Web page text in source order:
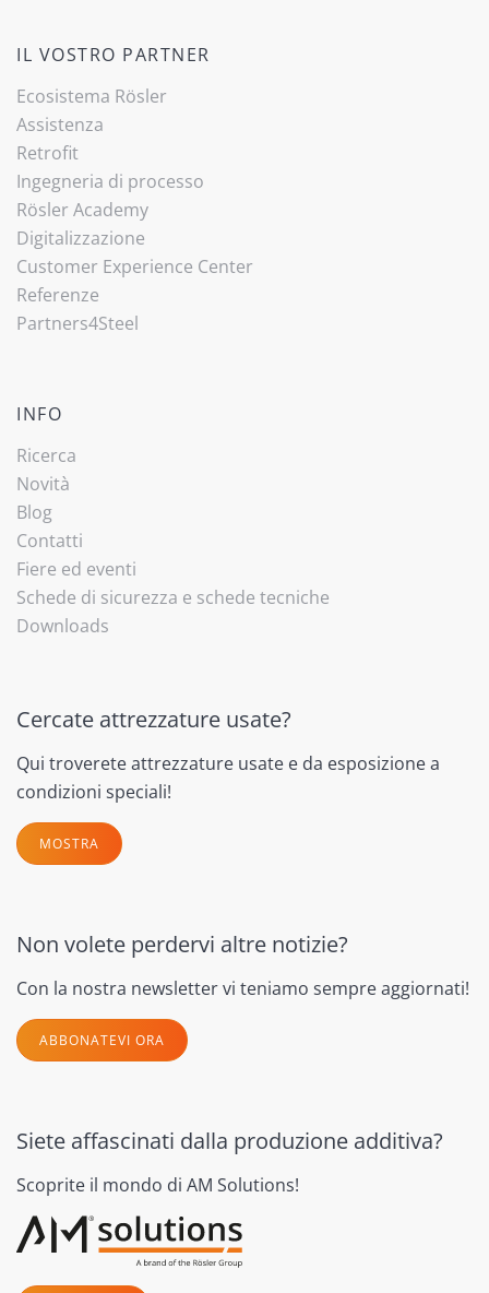
IL VOSTRO PARTNER
Ecosistema Rösler
Assistenza
Retrofit
Ingegneria di processo
Rösler Academy
Digitalizzazione
Customer Experience Center
Referenze
Partners4Steel
INFO
Ricerca
Novità
Blog
Contatti
Fiere ed eventi
Schede di sicurezza e schede tecniche
Downloads
Cercate attrezzature usate?
Qui troverete attrezzature usate e da esposizione a
condizioni speciali!
MOSTRA
Non volete perdervi altre notizie?
Con la nostra newsletter vi teniamo sempre aggiornati!
ABBONATEVI ORA
Siete affascinati dalla produzione additiva?
Scoprite il mondo di AM Solutions!